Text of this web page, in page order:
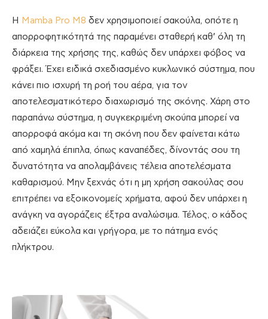
Η Mamba Pro M8 δεν χρησιμοποιεί σακούλα, οπότε η
απορροφητικότητά της παραμένει σταθερή καθ’ όλη τη
διάρκεια της χρήσης της, καθώς δεν υπάρχει φόβος να
φράξει. Έχει ειδικά σχεδιασμένο κυκλωνικό σύστημα, που
κάνει πιο ισχυρή τη ροή του αέρα, για τον
αποτελεσματικότερο διαχωρισμό της σκόνης. Χάρη στο
παραπάνω σύστημα, η συγκεκριμένη σκούπα μπορεί να
απορροφά ακόμα και τη σκόνη που δεν φαίνεται κάτω
από χαμηλά έπιπλα, όπως καναπέδες, δίνοντάς σου τη
δυνατότητα να απολαμβάνεις τέλεια αποτελέσματα
καθαρισμού. Μην ξεχνάς ότι η μη χρήση σακούλας σου
επιτρέπει να εξοικονομείς χρήματα, αφού δεν υπάρχει η
ανάγκη να αγοράζεις έξτρα αναλώσιμα. Τέλος, ο κάδος
αδειάζει εύκολα και γρήγορα, με το πάτημα ενός
πλήκτρου.